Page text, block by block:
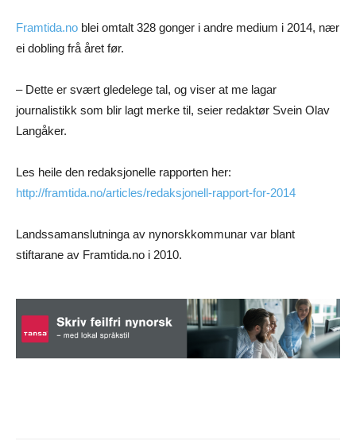
Framtida.no blei omtalt 328 gonger i andre medium i 2014, nær
ei dobling frå året før.
– Dette er svært gledelege tal, og viser at me lagar
journalistikk som blir lagt merke til, seier redaktør Svein Olav
Langåker.
Les heile den redaksjonelle rapporten her:
http://framtida.no/articles/redaksjonell-rapport-for-2014
Landssamanslutninga av nynorskkommunar var blant
stiftarane av Framtida.no i 2010.